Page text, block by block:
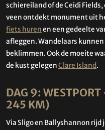
schiereiland of de Ceidi
veen ontdekt monument uit
fiets hurenen een gedeelte
afleggen. Wandelaars
beklimmen. Ook de moeite
de kust gelegenClare Island.
DAG 9:
245 KM)
Via Sligo en Ballyshannon rijd